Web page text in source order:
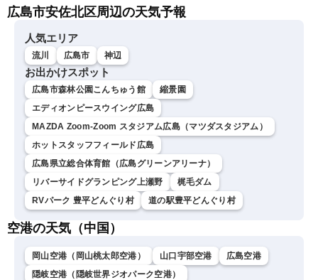
ュースLiVEアフタヌーン・
広島市安佐北区周辺の天気予報
人気エリア
流川 広島市 神辺
お出かけスポット
広島市森林公園こんちゅう館
縮景園
エディオンピースウイング広島
MAZDA Zoom-Zoom スタジアム広島（マツダスタジアム）
ホットスタッフフィールド広島
広島県立総合体育館（広島グリーンアリーナ）
リバーサイドグランピング上瀬野
梶毛ダム
RVパーク 豊平どんぐり村
道の駅豊平どんぐり村
空港の天気（中国）
岡山空港（岡山桃太郎空港） 山口宇部空港
広島空港
隠岐空港（隠岐世界ジオパーク空港）